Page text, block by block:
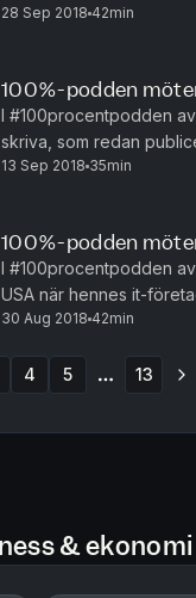
är som ett kollektivt
28 Sep 2018 42min
100%-podden
I #100procentpodden
skriva, som redan
har hon nu startat
13 Sep 2018 35min
100%-podden
I #100procentpodden
USA när hennes it-
erfarenheter rikare, är
30 Aug 2018 42min
4 5 13
& ekonomi